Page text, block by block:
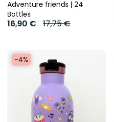
Adventure friends | 24
Bottles
16,90 € 17,75 €
-4%